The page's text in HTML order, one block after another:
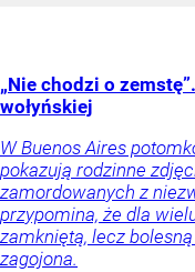
„Nie chodzi o
wołyńskiej
W Buenos Aires
pokazują rodzinne
zamordowanych z
przypomina, że dla
zamkniętą, lecz
zagojona.